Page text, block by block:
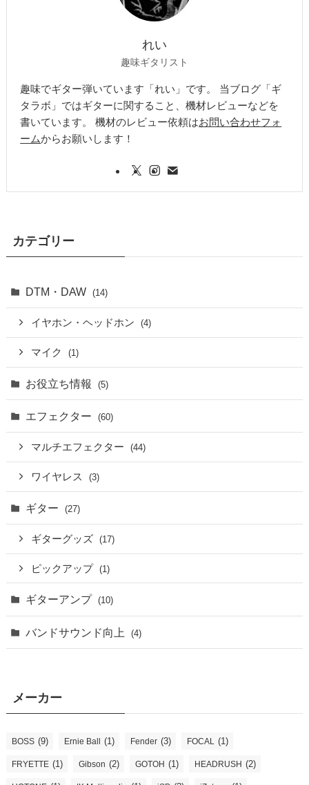
れい
趣味ギタリスト
趣味でギター弾いています「れい」です。 当ブログ「ギ
タラボ」ではギターに関すること、機材レビューなどを
書いています。 機材のレビュー依頼はお問い合わせフォ
ームからお願いします！
カテゴリー
DTM・DAW (14)
イヤホン・ヘッドホン (4)
マイク (1)
お役立ち情報 (5)
エフェクター (60)
マルチエフェクター (44)
ワイヤレス (3)
ギター (27)
ギターグッズ (17)
ピックアップ (1)
ギターアンプ (10)
バンドサウンド向上 (4)
メーカー
BOSS (9) Ernie Ball (1) Fender (3) FOCAL (1)
FRYETTE (1) Gibson (2) GOTOH (1) HEADRUSH (2)